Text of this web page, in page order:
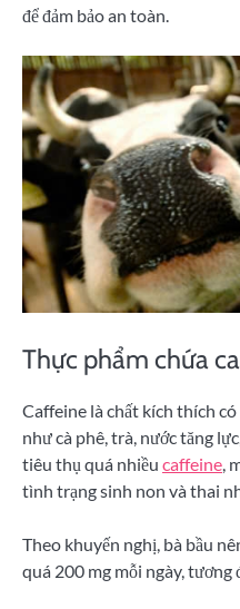
để đảm bảo an toàn.
Thực phẩm chứa
Caffeine là chất kích thích
như cà phê, trà, nước tăng
tiêu thụ quá nhiều caffeine,
tình trạng sinh non và thai
Theo khuyến nghị, bà bầu
quá 200 mg mỗi ngày, tương